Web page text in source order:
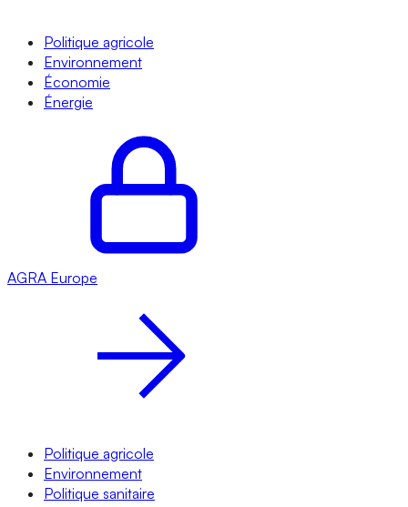
Politique agricole
Environnement
Économie
Énergie
AGRA Europe
Politique agricole
Environnement
Politique sanitaire